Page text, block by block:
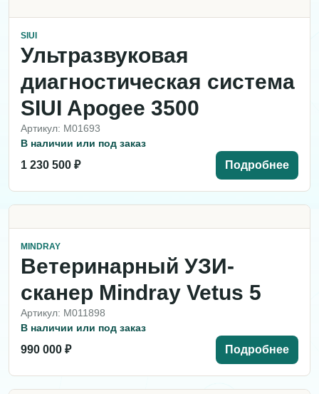
SIUI
Ультразвуковая
диагностическая система
SIUI Apogee 3500
Артикул: M01693
В наличии или под заказ
1 230 500 ₽ Подробнее
MINDRAY
Ветеринарный УЗИ-
сканер Mindray Vetus 5
Артикул: M011898
В наличии или под заказ
990 000 ₽ Подробнее